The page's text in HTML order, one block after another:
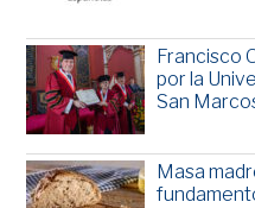
Francisco
por la
San
Masa